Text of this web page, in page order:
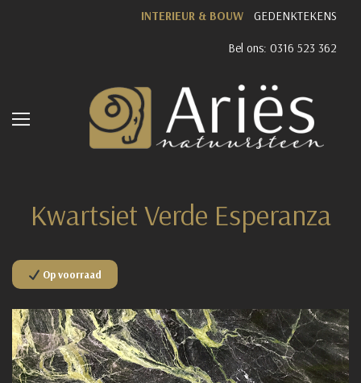
INTERIEUR & BOUW GEDENKTEKENS
Bel ons: 0316 523 362
Kwartsiet Verde Esperanza
Op voorraad